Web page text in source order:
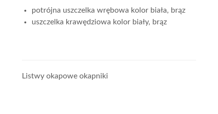
potrójna uszczelka wrębowa kolor biała, brąz
uszczelka krawędziowa kolor biały, brąz
Listwy okapowe okapniki